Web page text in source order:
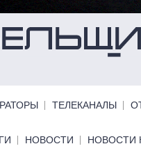
ТЕЛЕКАНАЛЫ
НОВОСТИ НОВОСТИ